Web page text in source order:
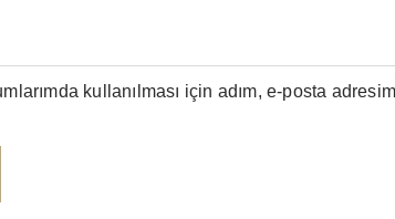
kullanılması için adım, e-posta